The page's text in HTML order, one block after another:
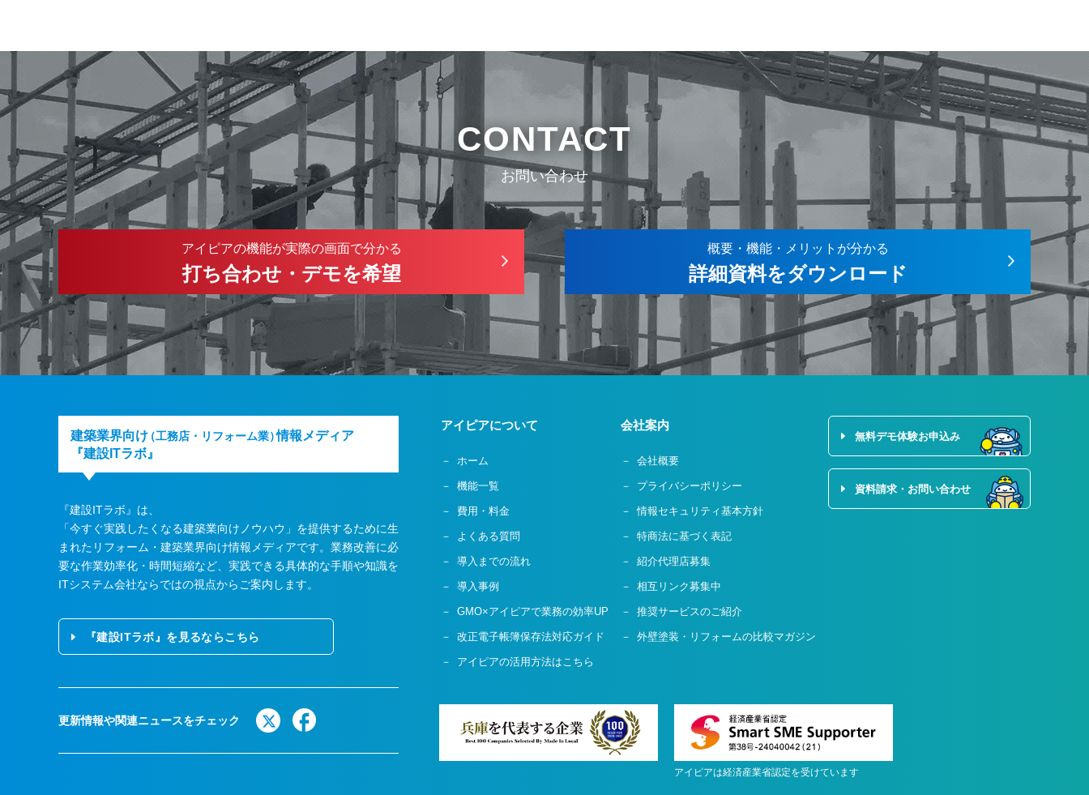
CONTACT
お問い合わせ
アイピアの機能が実際の画面で分かる
打ち合わせ・デモを希望
概要・機能・メリットが分かる
詳細資料をダウンロード
アイピアについて
ホーム
機能一覧
費用・料金
よくある質問
導入までの流れ
導入事例
GMO×アイピアで業務の効率UP
改正電子帳簿保存法対応ガイド
アイピアの活用方法はこちら
会社案内
会社概要
プライバシーポリシー
情報セキュリティ基本方針
特商法に基づく表記
紹介代理店募集
相互リンク募集中
推奨サービスのご紹介
外壁塗装・リフォームの比較マガジン
無料デモ体験お申込み
資料請求・お問い合わせ
アイピアは経済産業省認定を受けています
建築業界向け（工務店・リフォーム業）情報メディア
『建設ITラボ』
『建設ITラボ』は、
「今すぐ実践したくなる建築業向けノウハウ」を提供するために生
まれたリフォーム・建築業界向け情報メディアです。業務改善に必
要な作業効率化・時間短縮など、実践できる具体的な手順や知識を
ITシステム会社ならではの視点からご案内します。
『建設ITラボ』を見るならこちら
更新情報や関連ニュースをチェック